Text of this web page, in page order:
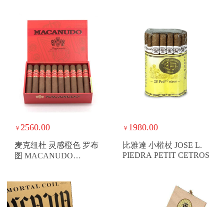
￥ 2560.00
麦克纽杜 灵感橙色 罗布
图 MACANUDO
￥ 1980.00
比雅達 小權杖 JOSE L.
PIEDRA PETIT CETROS